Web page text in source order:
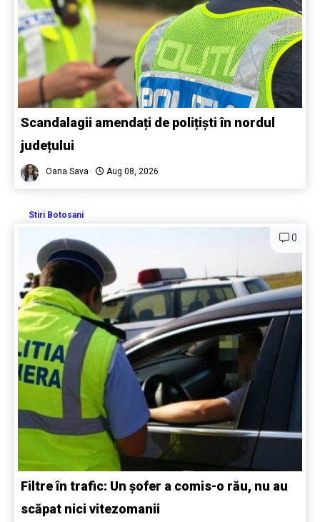
Scandalagii amendați de polițiști în nordul
județului
Oana Sava Aug 08, 2026
Stiri Botosani
0
Filtre în trafic: Un șofer a comis-o rău, nu au
scăpat nici vitezomanii